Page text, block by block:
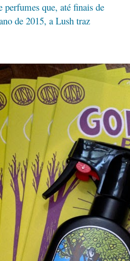
perfumes que, até finais de
de 2015, a Lush traz